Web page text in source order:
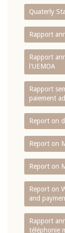
Quaterly
Rapport
Rapport
l'UEMOA
Rapport
paiement
Report on
Report on
Report on
Report on
and
Rapport
téléphonie